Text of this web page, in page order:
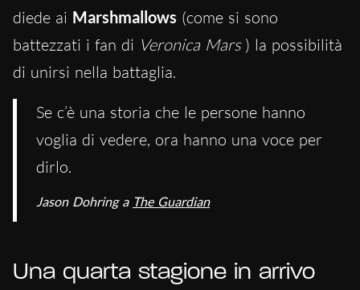
diede ai Marshmallows (come si sono
battezzati i fan di Veronica Mars ) la possibilità
di unirsi nella battaglia.
Se c’è una storia che le persone hanno
voglia di vedere, ora hanno una voce per
dirlo.
Jason Dohring a The Guardian
Una quarta stagione in arrivo